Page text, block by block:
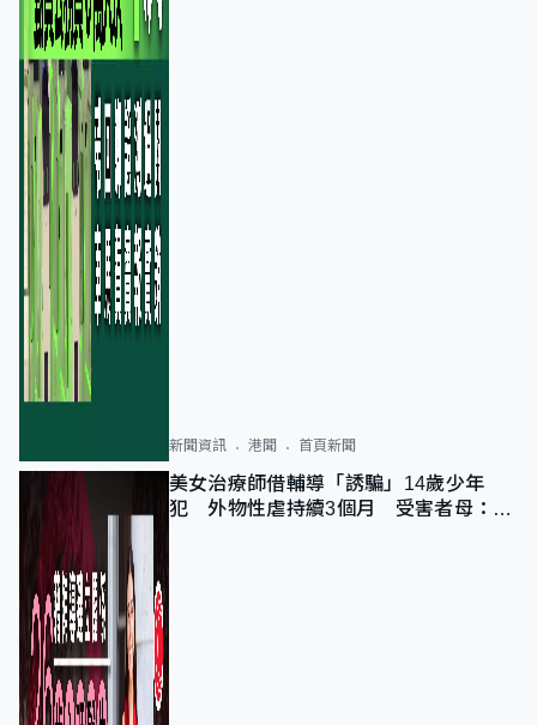
新聞資訊 港聞 首頁新聞
美女治療師借輔導「誘騙」14歲少年
犯 外物性虐持續3個月 受害者母：要